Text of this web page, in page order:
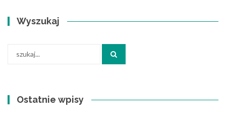
Wyszukaj
Ostatnie wpisy